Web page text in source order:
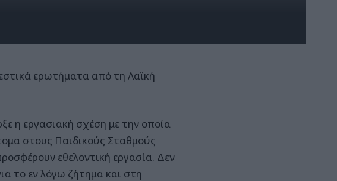
ερωτήματα από τη Λαϊκή
η εργασιακή σχέση με την οποία
στους Παιδικούς Σταθμούς
εθελοντική εργασία. Δεν
το εν λόγω ζήτημα και στη